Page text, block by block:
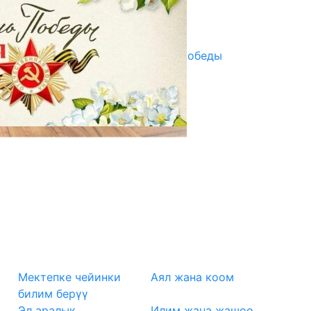
Улуу Жеңиштин жандуу сөзү
29.04.2025
Награды в преддверии Дня Победы
29.04.2025
Мектепке чейинки
билим берүү
Аял жана коом